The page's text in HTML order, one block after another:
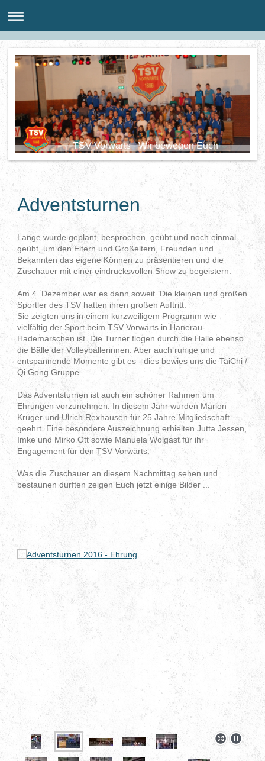
TSV Vorwärts - Wir bewegen Euch
Adventsturnen
Lange wurde geplant, besprochen, geübt und noch einmal
geübt, um den Eltern und Großeltern, Freunden und
Bekannten das eigene Können zu präsentieren und die
Zuschauer mit einer eindrucksvollen Show zu begeistern.
Am 4. Dezember war es dann soweit. Die kleinen und großen
Sportler des TSV hatten ihren großen Auftritt.
Sie zeigten uns in einem kurzweiligem Programm wie
vielfältig der Sport beim TSV Vorwärts in Hanerau-
Hademarschen ist. Die Turner flogen durch die Halle ebenso
die Bälle der Volleyballerinnen. Aber auch ruhige und
entspannende Momente gibt es - dies bewies uns die TaiChi /
Qi Gong Gruppe.
Das Adventsturnen ist auch ein schöner Rahmen um
Ehrungen vorzunehmen. In diesem Jahr wurden Marion
Krüger und Ulrich Rexhausen für 25 Jahre Mitgliedschaft
geehrt. Eine besondere Auszeichnung erhielten Jutta Jessen,
Imke und Mirko Ott sowie Manuela Wolgast für ihr
Engagement für den TSV Vorwärts.
Was die Zuschauer an diesem Nachmittag sehen und
bestaunen durften zeigen Euch jetzt einige Bilder ...